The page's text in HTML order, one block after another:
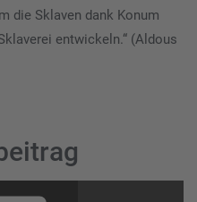
die Sklaven dank Konum
entwickeln.“ (Aldous